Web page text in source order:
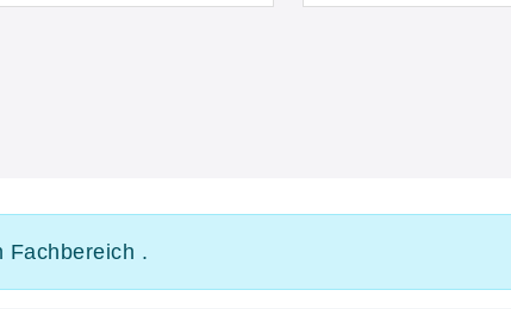
Fachbereich .